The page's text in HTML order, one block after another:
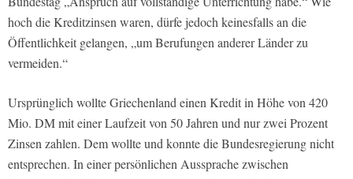
hoch die Kreditzinsen waren, dürfe jedoch keinesfalls an die
Öffentlichkeit gelangen, „um Berufungen anderer Länder zu
vermeiden.“
Ursprünglich wollte Griechenland einen Kredit in Höhe von 420
Mio. DM mit einer Laufzeit von 50 Jahren und nur zwei Prozent
Zinsen zahlen. Dem wollte und konnte die Bundesregierung nicht
entsprechen. In einer persönlichen Aussprache zwischen